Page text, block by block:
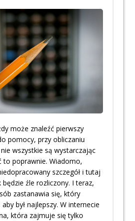
może znaleźć pierwszy
pomocy, przy obliczaniu
wszystkie są wystarczając
to poprawnie. Wiadomo,
szczegół i tutaj
źle rozliczony. I teraz,
zastanawia się, który
był najlepszy. W internecie
która zajmuje się tylko